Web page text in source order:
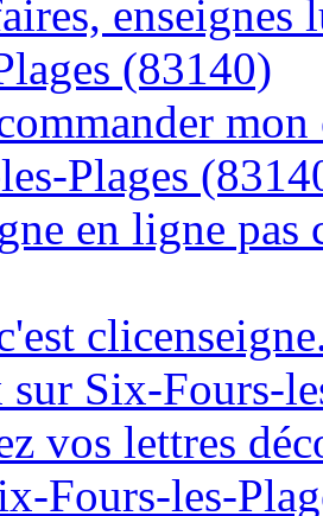
(83140)
Plages
en ligne pas
Six-Fours-
vos lettres
Fours-les-